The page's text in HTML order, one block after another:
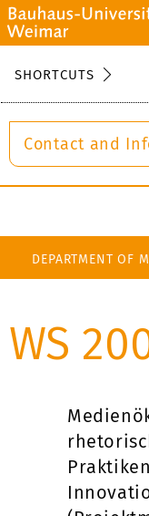
SHORTCUTS
Contact and
DEPARTMENT OF
WS